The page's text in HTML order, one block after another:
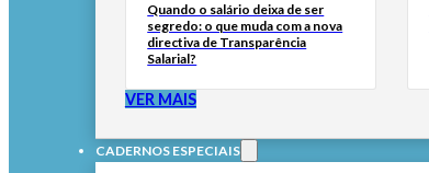
Quando o salário deixa de ser
segredo: o que muda com a nova
directiva de Transparência
Salarial?
VER MAIS
CADERNOS ESPECIAIS